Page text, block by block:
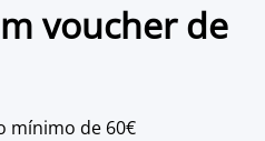
voucher de
mínimo de 60€